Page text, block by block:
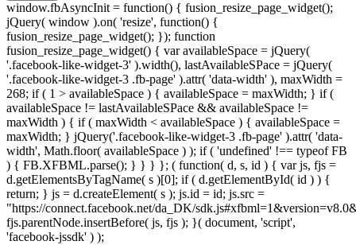
window.fbAsyncInit = function() { fusion_resize_page_widget();
jQuery( window ).on( 'resize', function() {
fusion_resize_page_widget(); }); function
fusion_resize_page_widget() { var availableSpace = jQuery(
'.facebook-like-widget-3' ).width(), lastAvailableSPace = jQuery(
'.facebook-like-widget-3 .fb-page' ).attr( 'data-width' ), maxWidth =
268; if ( 1 > availableSpace ) { availableSpace = maxWidth; } if (
availableSpace != lastAvailableSPace && availableSpace !=
maxWidth ) { if ( maxWidth < availableSpace ) { availableSpace =
maxWidth; } jQuery('.facebook-like-widget-3 .fb-page' ).attr( 'data-
width', Math.floor( availableSpace ) ); if ( 'undefined' !== typeof FB
) { FB.XFBML.parse(); } } } }; ( function( d, s, id ) { var js, fjs =
d.getElementsByTagName( s )[0]; if ( d.getElementById( id ) ) {
return; } js = d.createElement( s ); js.id = id; js.src =
"https://connect.facebook.net/da_DK/
fjs.parentNode.insertBefore( js, fjs ); }( document, 'script',
'facebook-jssdk' ) );